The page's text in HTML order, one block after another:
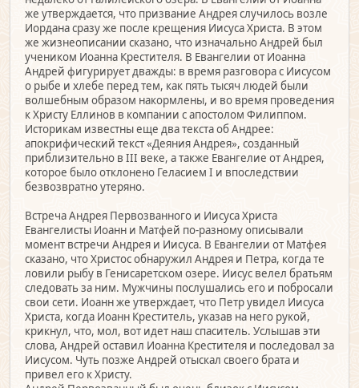
же утверждается, что призвание Андрея случилось возле
Иордана сразу же после крещения Иисуса Христа. В этом
же жизнеописании сказано, что изначально Андрей был
учеником Иоанна Крестителя. В Евангелии от Иоанна
Андрей фигурирует дважды: в время разговора с Иисусом
о рыбе и хлебе перед тем, как пять тысяч людей были
волшебным образом накормлены, и во время проведения
к Христу Еллинов в компании с апостолом Филиппом.
Историкам известны еще два текста об Андрее:
апокрифический текст «Деяния Андрея», созданный
приблизительно в III веке, а также Евангелие от Андрея,
которое было отклонено Геласием I и впоследствии
безвозвратно утеряно.
Встреча Андрея Первозванного и Иисуса Христа
Евангелисты Иоанн и Матфей по-разному описывали
момент встречи Андрея и Иисуса. В Евангелии от Матфея
сказано, что Христос обнаружил Андрея и Петра, когда те
ловили рыбу в Генисаретском озере. Иисус велел братьям
следовать за ним. Мужчины послушались его и побросали
свои сети. Иоанн же утверждает, что Петр увидел Иисуса
Христа, когда Иоанн Креститель, указав на него рукой,
крикнул, что, мол, вот идет наш спаситель. Услышав эти
слова, Андрей оставил Иоанна Крестителя и последовал за
Иисусом. Чуть позже Андрей отыскал своего брата и
привел его к Христу.